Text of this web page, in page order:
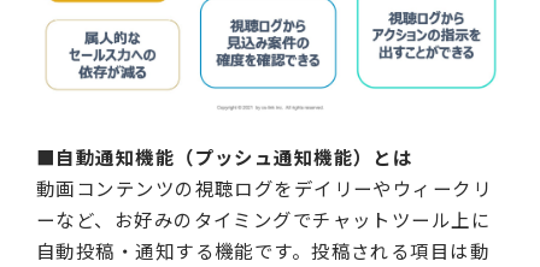
■自動通知機能（プッシュ通知機能）とは
動画コンテンツの視聴ログをデイリーやウィークリ
ーなど、お好みのタイミングでチャットツール上に
自動投稿・通知する機能です。投稿される項目は動